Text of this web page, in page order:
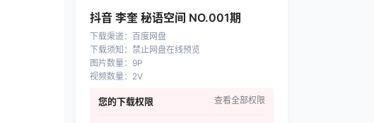
抖音 李奎 秘语空间 NO.001期
下载渠道： 百度网盘
下载须知 ： 禁止网盘在线预览
图片数量： 9P
视频数量： 2V
您的下载权限 查看全部权限